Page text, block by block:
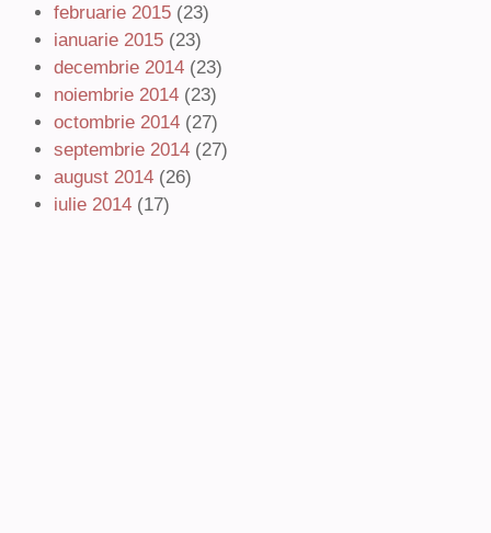
februarie 2015 (23)
ianuarie 2015 (23)
decembrie 2014 (23)
noiembrie 2014 (23)
octombrie 2014 (27)
septembrie 2014 (27)
august 2014 (26)
iulie 2014 (17)